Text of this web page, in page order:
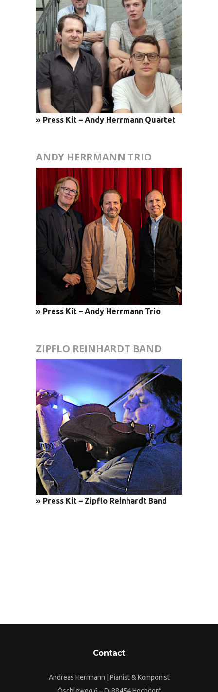
» Press Kit – Andy Herrmann Quartet
ANDY HERRMANN TRIO
» Press Kit – Andy Herrmann Trio
ZIPFLO REINHARDT BAND
» Press Kit – Zipflo Reinhardt Band
Contact
Andreas Herrmann | Pianist & Komponist